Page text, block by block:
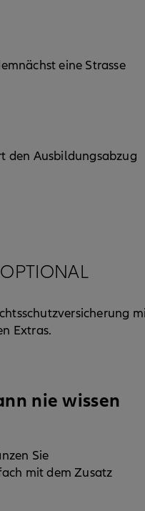
eine Strasse
den Ausbildungsabzug
Extras.
nie wissen
Sie
mit dem Zusatz